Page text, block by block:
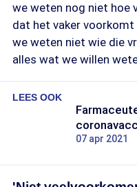
we weten nog niet hoe
dat het vaker voorkomt
we weten niet wie die
alles wat we willen
LEES OOK
07 apr 2021